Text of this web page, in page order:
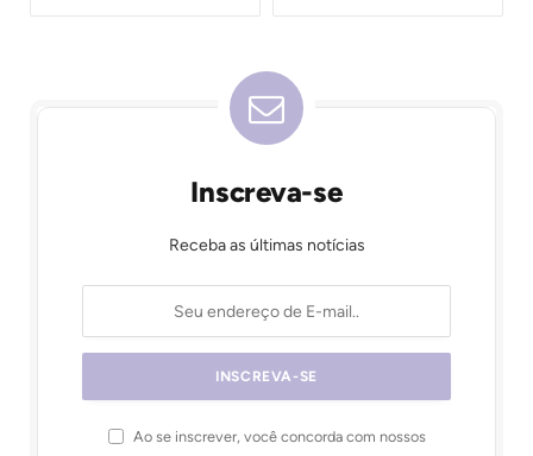
Inscreva-se
Receba as últimas notícias
Ao se inscrever, você concorda com nossos